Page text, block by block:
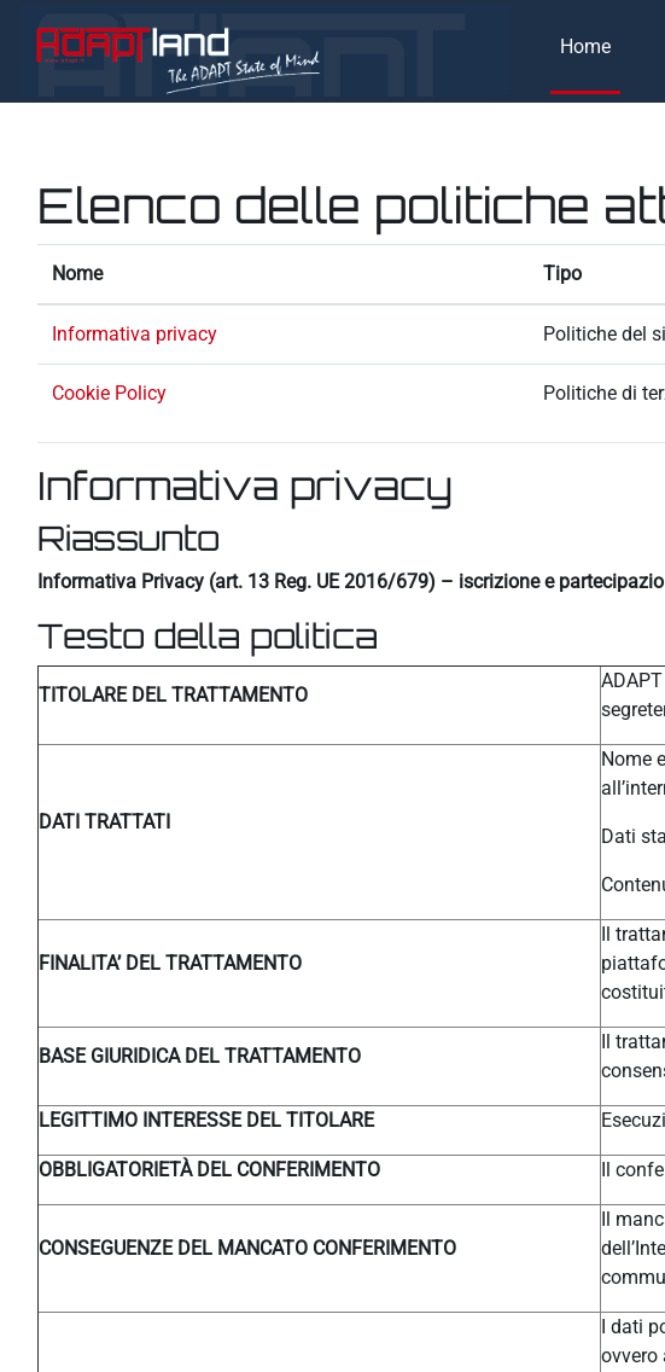
Home
Elenco delle politiche
Nome Tipo
Informativa privacy Politiche del
Cookie Policy Politiche di
Informativa privacy
Riassunto
Informativa Privacy (art. 13 Reg. UE 2016/679) – iscrizione e
Testo della politica
TITOLARE DEL TRATTAMENTO
DATI TRATTATI
Nome
Dati
FINALITA’ DEL TRATTAMENTO
Il
BASE GIURIDICA DEL TRATTAMENTO
Il
LEGITTIMO INTERESSE DEL TITOLARE
OBBLIGATORIETÀ DEL CONFERIMENTO Il
CONSEGUENZE DEL MANCATO CONFERIMENTO
Il
I dati
ovvero